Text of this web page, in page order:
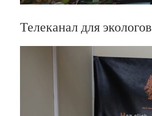
Телеканал для экологов